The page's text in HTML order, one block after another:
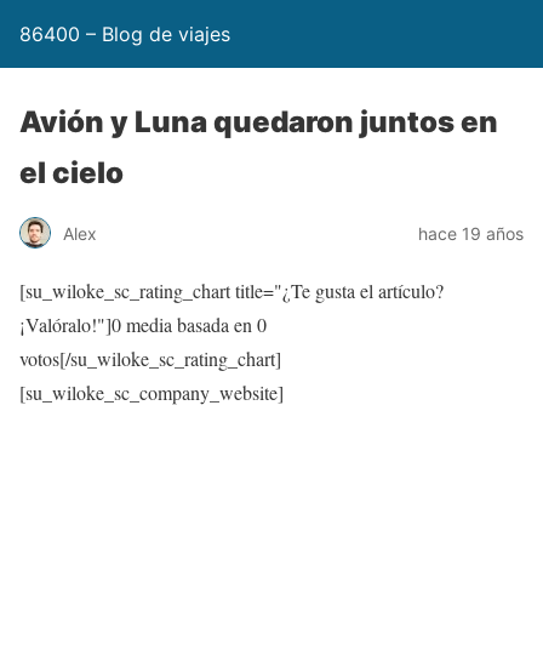
86400 – Blog de viajes
Avión y Luna quedaron juntos en
el cielo
Alex hace 19 años
[su_wiloke_sc_rating_chart title="¿Te gusta el artículo?
¡Valóralo!"]0media basada en 0
votos[/su_wiloke_sc_rating_chart]
[su_wiloke_sc_company_website]